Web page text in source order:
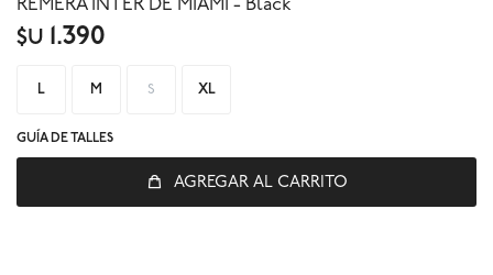
REMERA INTER DE MIAMI - Black
$U 1.390
L M S XL
GUÍA DE TALLES
AGREGAR AL CARRITO